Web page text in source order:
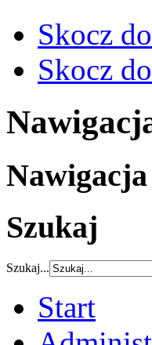
Skocz
Skocz
Nawigacja
Szukaj
Szukaj...
Start